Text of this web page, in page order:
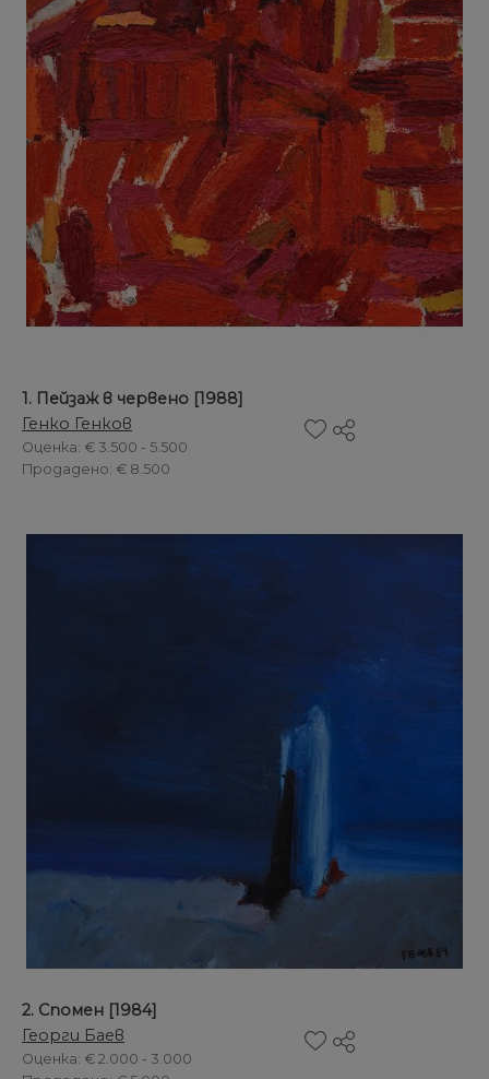
1. Пейзаж в червено [1988]
Генко Генков
Оценка: € 3.500 - 5.500
Продадено: € 8.500
2. Спомен [1984]
Георги Баев
Оценка: € 2.000 - 3.000